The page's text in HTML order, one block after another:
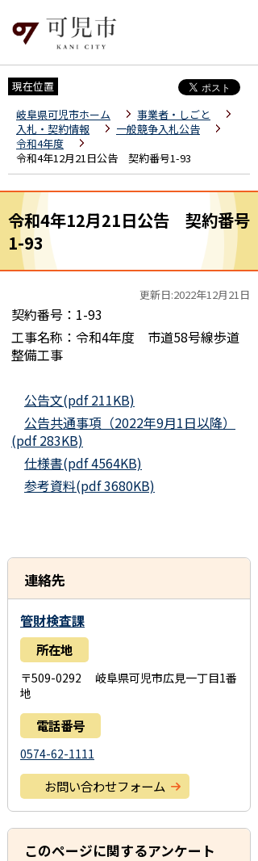
現在位置
岐阜県可児市ホーム
事業者・しごと
入札・契約情報
一般競争入札公告
令和4年度
令和4年12月21日公告 契約番号1-93
令和4年12月21日公告 契約番号
1-93
更新日:2022年12月21日
契約番号：1-93
工事名称：令和4年度 市道58号線歩道
整備工事
公告文(pdf 211KB)
公告共通事項（2022年9月1日以降）
(pdf 283KB)
仕様書(pdf 4564KB)
参考資料(pdf 3680KB)
連絡先
管財検査課
所在地
〒509-0292 岐阜県可児市広見一丁目1番
地
電話番号
0574-62-1111
お問い合わせフォーム
このページに関するアンケート